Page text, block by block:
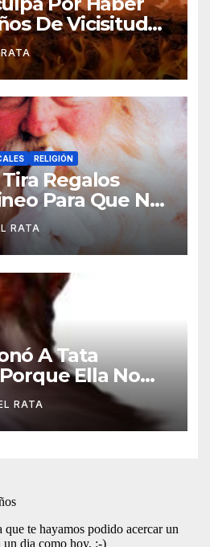
De Vicisitudes
RELIGIÓN
Regalos
Para Que No
COVID-19
RATA
A Tata
Ella No
Lo Que Se
RATA